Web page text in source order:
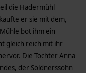
die Hadermühl
er sie mit dem,
bot ihm ein
gleich reich mit ihr
Die Tochter Anna
der Söldnerssohn